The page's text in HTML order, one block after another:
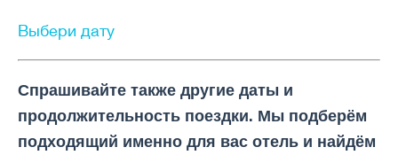
Выбери дату
Спрашивайте также другие даты и
продолжительность поездки. Мы подберём
подходящий именно для вас отель и найдём